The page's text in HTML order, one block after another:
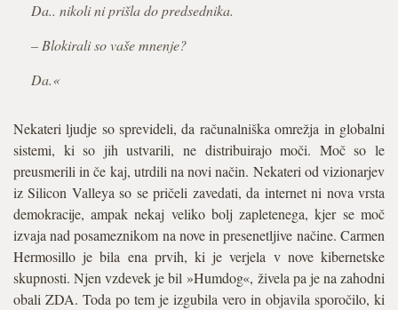
Da.. nikoli ni prišla do predsednika.
– Blokirali so vaše mnenje?
Da.«
Nekateri ljudje so sprevideli, da računalniška omrežja in globalni
sistemi, ki so jih ustvarili, ne distribuirajo moči. Moč so le
preusmerili in če kaj, utrdili na novi način. Nekateri od vizionarjev
iz Silicon Valleya so se pričeli zavedati, da internet ni nova vrsta
demokracije, ampak nekaj veliko bolj zapletenega, kjer se moč
izvaja nad posameznikom na nove in presenetljive načine. Carmen
Hermosillo je bila ena prvih, ki je verjela v nove kibernetske
skupnosti. Njen vzdevek je bil »Humdog«, živela pa je na zahodni
obali ZDA. Toda po tem je izgubila vero in objavila sporočilo, ki